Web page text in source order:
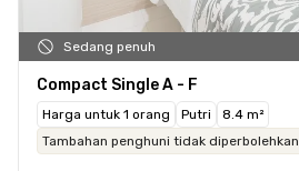
Sedang penuh
Compact Single A - F
Harga untuk 1 orang Putri
8.4 m²
Tambahan penghuni tidak diperbolehkan